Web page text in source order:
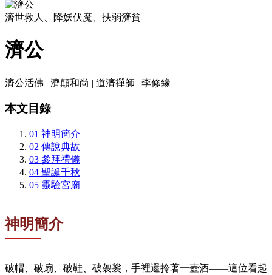
濟世救人、降妖伏魔、扶弱濟貧
濟公
濟公活佛 | 濟顛和尚 | 道濟禪師 | 李修緣
本文目錄
01 神明簡介
02 傳說典故
03 參拜禮儀
04 聖誕千秋
05 靈驗宮廟
神明簡介
破帽、破扇、破鞋、破袈裟，手裡還拎著一壺酒——這位看起